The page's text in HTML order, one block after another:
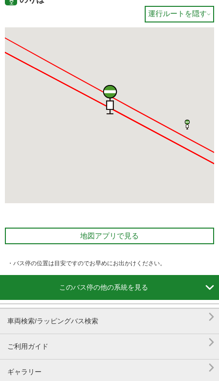
運行ルートを隠す
地図アプリで見る
・バス停の位置は目安ですのでお早めにお出かけください。
このバス停の他の系統を見る 
車両検索/ラッピングバス検索 
ご利用ガイド 
ギャラリー 